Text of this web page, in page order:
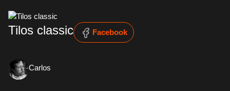
Tilos classic Facebook
Carlos